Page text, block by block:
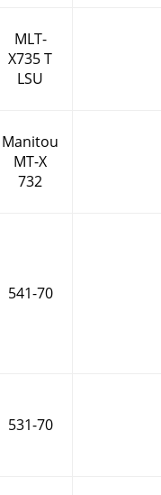
MLT-
X735 T
LSU
Manitou
MT-X
732
541-70
531-70